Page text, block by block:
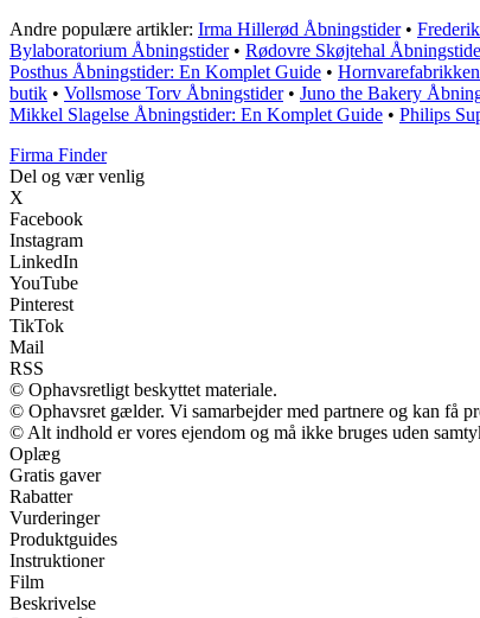
Andre populære artikler: Irma Hillerød Åbningstider•
Bylaboratorium Åbningstider• Rødovre Skøjtehal
Posthus Åbningstider: En Komplet Guide •
butik • Vollsmose Torv Åbningstider• Juno the Bakery
Mikkel Slagelse Åbningstider: En Komplet Guide • Philips
Firma Finder
Del og vær venlig
X
Facebook
Instagram
LinkedIn
YouTube
Pinterest
TikTok
Mail
RSS
© Ophavsretligt beskyttet materiale.
© Ophavsret gælder. Vi samarbejder med partnere og kan få
© Alt indhold er vores ejendom og må ikke bruges uden
Oplæg
Gratis gaver
Rabatter
Vurderinger
Produktguides
Instruktioner
Film
Beskrivelse